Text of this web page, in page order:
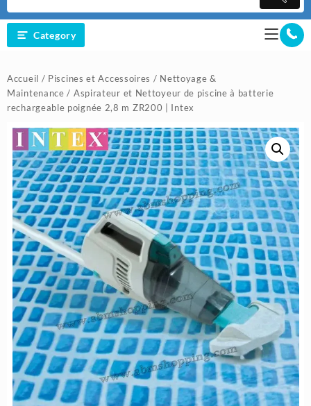
Category
Accueil / Piscines et Accessoires / Nettoyage &
Maintenance / Aspirateur et Nettoyeur de piscine à batterie
rechargeable poignée 2,8 m ZR200 | Intex